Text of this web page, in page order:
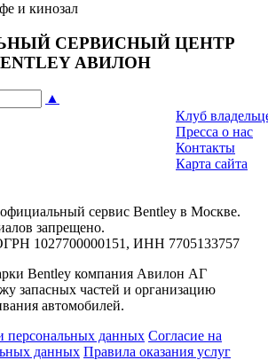
и кинозал
СЕРВИСНЫЙ ЦЕНТР
АВИЛОН
▲
Клуб
Пресса о нас
Контакты
Карта сайта
сервис Bentley в Москве.
запрещено.
1027700000151, ИНН 7705133757
Bentley компания Авилон АГ
запасных частей и организацию
автомобилей.
персональных данных Соглаcие на
данных Правила оказания услуг